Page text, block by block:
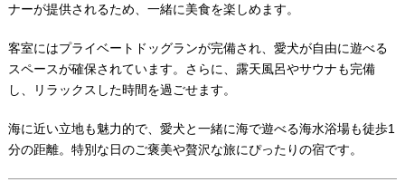
ナーが提供されるため、一緒に美食を楽しめます。
客室にはプライベートドッグランが完備され、愛犬が自由に遊べる
スペースが確保されています。さらに、露天風呂やサウナも完備
し、リラックスした時間を過ごせます。
海に近い立地も魅力的で、愛犬と一緒に海で遊べる海水浴場も徒歩1
分の距離。特別な日のご褒美や贅沢な旅にぴったりの宿です。